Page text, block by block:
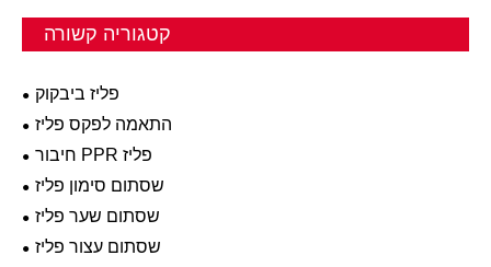
קטגוריה קשורה
פליז ביבקוק
התאמה לפקס פליז
חיבור PPR פליז
שסתום סימון פליז
שסתום שער פליז
שסתום עצור פליז